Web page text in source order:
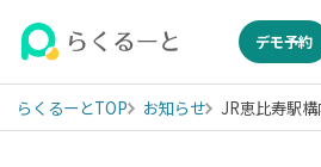
デモ予約
らくるーとTOP お知らせ JR恵比寿駅構